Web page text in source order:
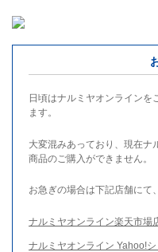
日頃はナルミヤオンラインを
ます。
大変混みあっており、現在ナ
商品のご購入ができません。
お急ぎの場合は下記店舗にて
ナルミヤオンライン楽天市場
ナルミヤオンライン Yahoo!